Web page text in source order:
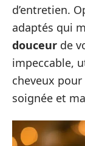
d’entretien.
adaptés qui
douceur de
impeccable,
cheveux
soignée et